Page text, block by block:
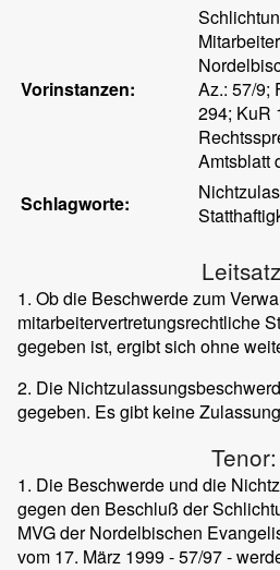
Vorinstanzen:
Az.: 57/9;
294; KuR
Amtsblatt
Schlagworte:
1. Ob die Beschwerde zum
mitarbeitervertretungsrechtliche
gegeben ist, ergibt sich ohne
2. Die
gegeben. Es gibt keine
Tenor:
1. Die Beschwerde und die
gegen den Beschluß der
MVG der Nordelbischen
vom 17. März 1999 - 57/97 -